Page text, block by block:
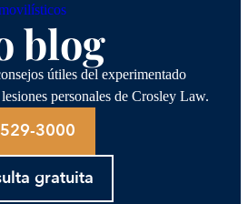
blog
útiles del experimentado
personales de Crosley Law.
3000
gratuita